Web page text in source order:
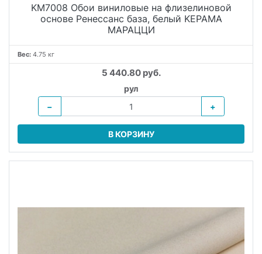
KM7008 Обои виниловые на флизелиновой
основе Ренессанс база, белый KЕРАМА
МАРАЦЦИ
Вес: 4.75 кг
5 440.80 руб.
рул
−
+
В КОРЗИНУ